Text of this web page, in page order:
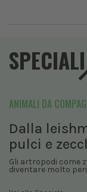
SPECIALI
ANIMALI DA
Dalla
pulci e
Gli artropodi come
diventare molto